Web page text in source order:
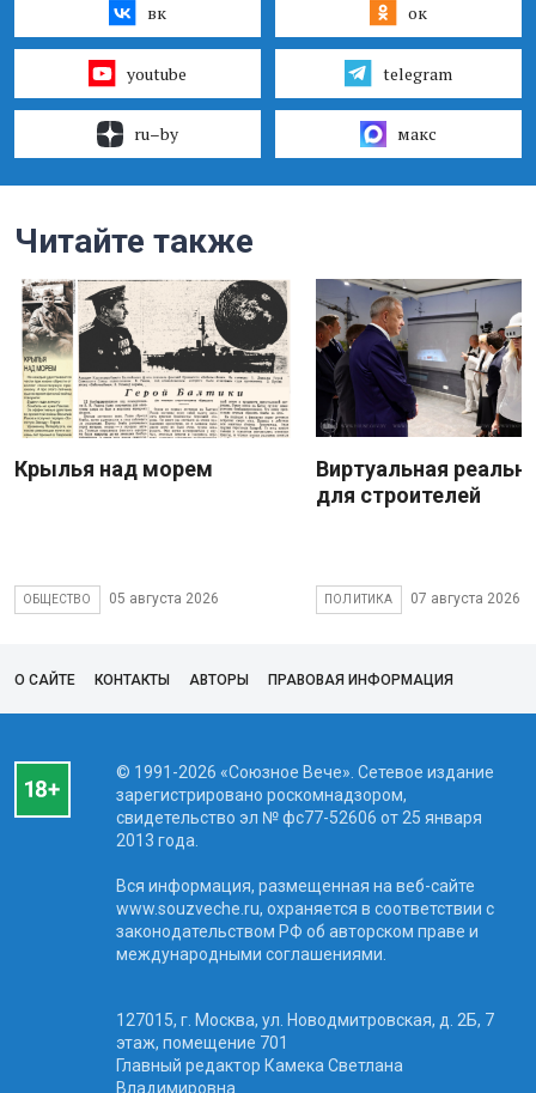
вк ок
youtube telegram
ru–by макс
Читайте также
Крылья над морем
ОБЩЕСТВО 05 августа 2026
Виртуальная
для строителей
ПОЛИТИКА 07 августа 2026
О САЙТЕ КОНТАКТЫ АВТОРЫ ПРАВОВАЯ ИНФОРМАЦИЯ
© 1991-2026 «Союзное Вече». Сетевое издание
зарегистрировано роскомнадзором,
свидетельство эл № фc77-52606 от 25 января
2013 года.
Вся информация, размещенная на веб-сайте
www.souzveche.ru, охраняется в соответствии с
законодательством РФ об авторском праве и
международными соглашениями.
127015, г. Москва, ул. Новодмитровская, д. 2Б, 7
этаж, помещение 701
Главный редактор Камека Светлана
Владимировна